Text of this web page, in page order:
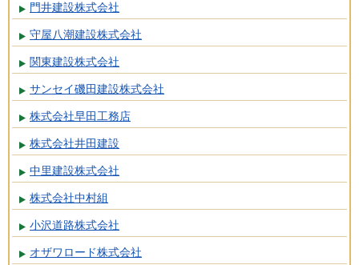
門井建設株式会社
守屋八潮建設株式会社
関東建設株式会社
サンセイ磯田建設株式会社
株式会社早田工務店
株式会社井田建設
中里建設株式会社
株式会社中村組
小沢道路株式会社
オザワロード株式会社